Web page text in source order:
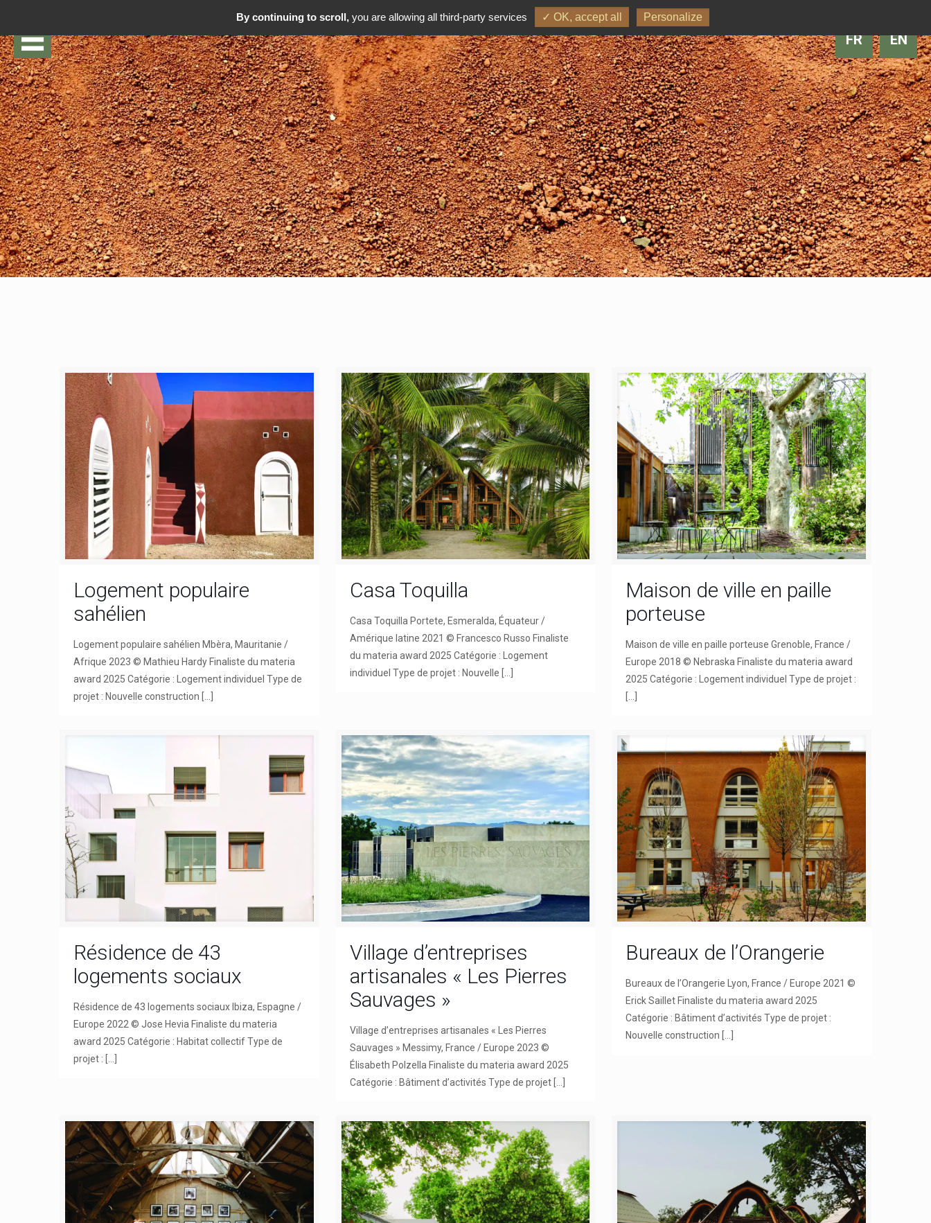
FR EN
Logement populaire
sahélien
Logement populaire sahélien Mbèra, Mauritanie /
Afrique 2023 © Mathieu Hardy Finaliste du materia
award 2025 Catégorie : Logement individuel Type de
projet : Nouvelle construction
Casa Toquilla
Casa Toquilla Portete, Esmeralda, Équateur /
Amérique latine 2021 © Francesco Russo Finaliste
du materia award 2025 Catégorie : Logement
individuel Type de projet : Nouvelle
Maison de ville en paille
porteuse
Maison de ville en paille porteuse Grenoble, France /
Europe 2018 © Nebraska Finaliste du materia award
2025 Catégorie : Logement individuel Type de projet :
Résidence de 43
logements sociaux
Résidence de 43 logements sociaux Ibiza, Espagne /
Europe 2022 © Jose Hevia Finaliste du materia
award 2025 Catégorie : Habitat collectif Type de
projet :
Village d’entreprises
artisanales « Les Pierres
Sauvages »
Village d’entreprises artisanales « Les Pierres
Sauvages » Messimy, France / Europe 2023 ©
Élisabeth Polzella Finaliste du materia award 2025
Catégorie : Bâtiment d’activités Type de projet[…]
Bureaux de l’Orangerie
Bureaux de l’Orangerie Lyon, France / Europe 2021 ©
Erick Saillet Finaliste du materia award 2025
Catégorie : Bâtiment d’activités Type de projet :
Nouvelle construction
By continuing to scroll,you are allowing all third-party services ✓ OK, accept all Personalize